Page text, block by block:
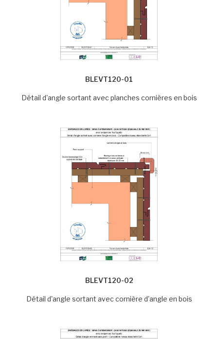
BLEVT120-01
Détail d'angle sortant avec planches cornières en bois
BLEVT120-02
Détail d'angle sortant avec cornière d'angle en bois